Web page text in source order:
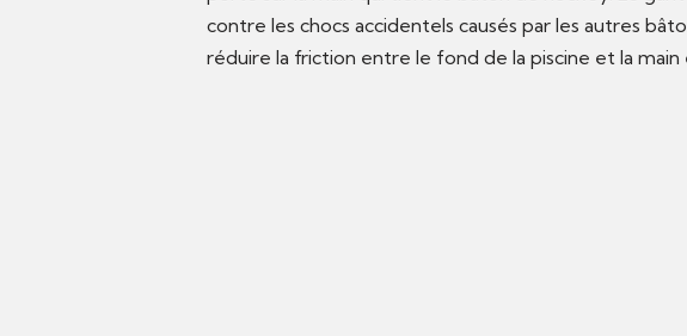
contre les chocs accidentels causés par les autres
réduire la friction entre le fond de la piscine et la